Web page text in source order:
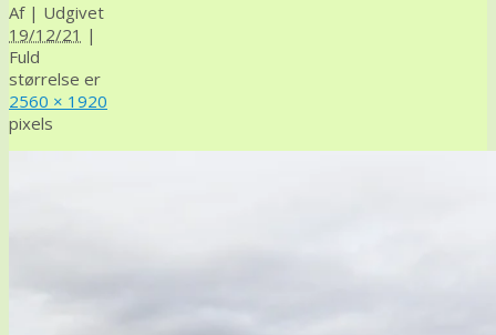
Af | Udgivet
19/12/21 |
Fuld
størrelse er
2560 × 1920
pixels